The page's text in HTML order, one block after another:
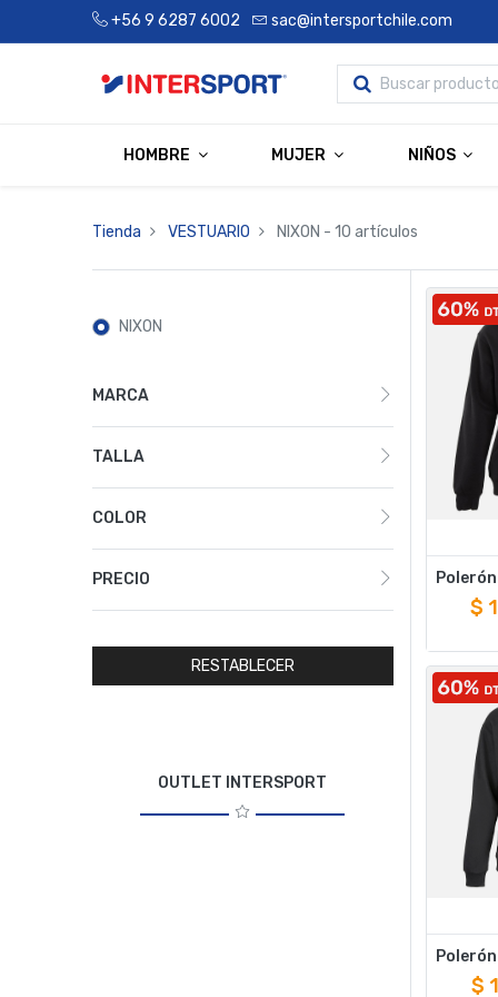
+56 9 6287 6002 sac@intersportchile.com
HOMBRE MUJER NIÑOS
Tienda VESTUARIO NIXON - 10 artículos
NIXON
MARCA
TALLA
COLOR
PRECIO
RESTABLECER
OUTLET INTERSPORT
$
$